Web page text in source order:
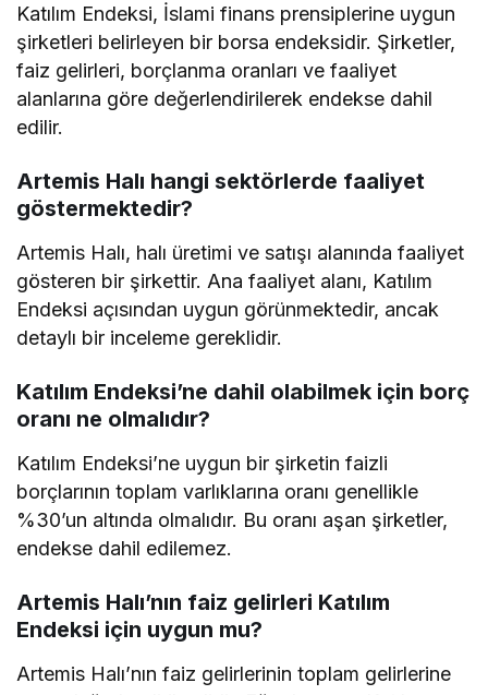
Katılım Endeksi, İslami finans prensiplerine uygun
şirketleri belirleyen bir borsa endeksidir. Şirketler,
faiz gelirleri, borçlanma oranları ve faaliyet
alanlarına göre değerlendirilerek endekse dahil
edilir.
Artemis Halı hangi sektörlerde faaliyet
göstermektedir?
Artemis Halı, halı üretimi ve satışı alanında faaliyet
gösteren bir şirkettir. Ana faaliyet alanı, Katılım
Endeksi açısından uygun görünmektedir, ancak
detaylı bir inceleme gereklidir.
Katılım Endeksi’ne dahil olabilmek için borç
oranı ne olmalıdır?
Katılım Endeksi’ne uygun bir şirketin faizli
borçlarının toplam varlıklarına oranı genellikle
%30’un altında olmalıdır. Bu oranı aşan şirketler,
endekse dahil edilemez.
Artemis Halı’nın faiz gelirleri Katılım
Endeksi için uygun mu?
Artemis Halı’nın faiz gelirlerinin toplam gelirlerine